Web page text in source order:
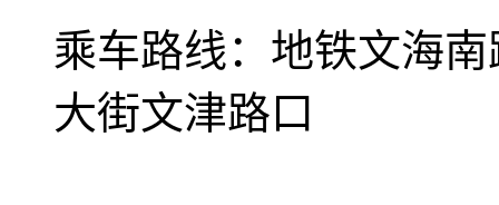
乘车路线： 地铁文海
大街文津路口